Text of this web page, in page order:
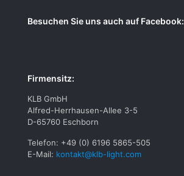
Besuchen Sie uns auch auf Facebook:
Firmensitz:
KLB GmbH
Alfred-Herrhausen-Allee 3-5
D-65760 Eschborn
Telefon: +49 (0) 6196 5865-505
E-Mail: kontakt@klb-light.com